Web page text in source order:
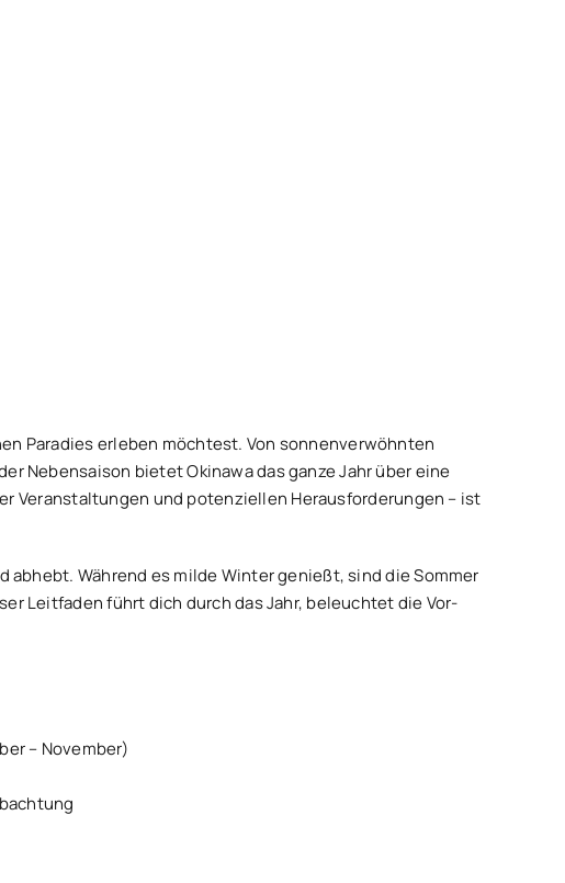
Paradies erleben möchtest. Von sonnenverwöhnten
Nebensaison bietet Okinawa das ganze Jahr über eine
Veranstaltungen und potenziellen Herausforderungen – ist
Während es milde Winter genießt, sind die Sommer
Leitfaden führt dich durch das Jahr, beleuchtet die Vor-
– November)